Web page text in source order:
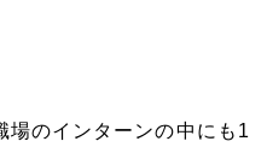
場のインターンの中にも1